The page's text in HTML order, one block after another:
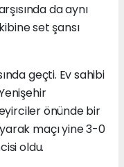
da aynı
set şansı
geçti. Ev sahibi
önünde bir
maçı yine 3-0
oldu.